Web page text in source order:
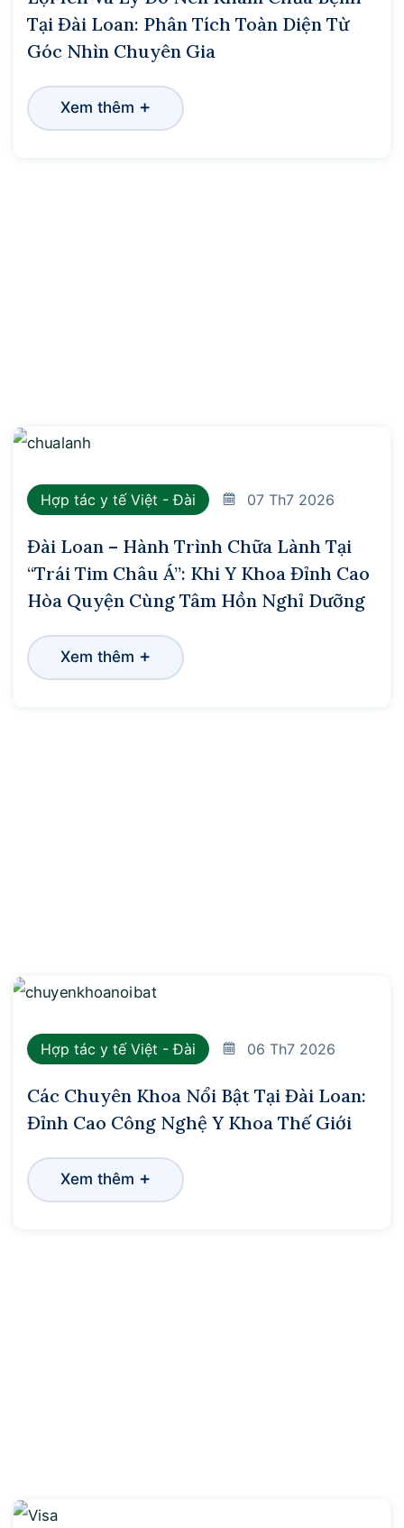
Tại Đài Loan: Phân Tích Toàn Diện Từ
Góc Nhìn Chuyên Gia
Xem thêm +
Hợp tác y tế Việt - Đài 07 Th7 2026
Đài Loan – Hành Trình Chữa Lành Tại
“Trái Tim Châu Á”: Khi Y Khoa Đỉnh Cao
Hòa Quyện Cùng Tâm Hồn Nghỉ Dưỡng
Xem thêm +
Hợp tác y tế Việt - Đài 06 Th7 2026
Các Chuyên Khoa Nổi Bật Tại Đài Loan:
Đỉnh Cao Công Nghệ Y Khoa Thế Giới
Xem thêm +